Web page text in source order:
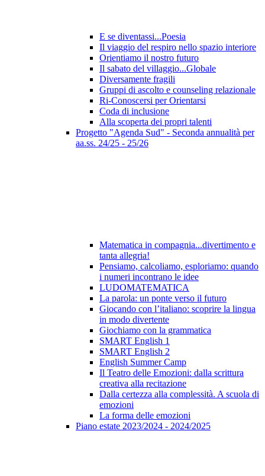
E se diventassi...Poesia
Il viaggio del respiro nello spazio interiore
Orientiamo il nostro futuro
Il sabato del villaggio...Globale
Diversamente fragili
Gruppi di ascolto e counseling relazionale
Ri-Conoscersi per Orientarsi
Coda di inclusione
Alla scoperta dei propri talenti
Progetto "Agenda Sud" - Seconda annualità per
aa.ss. 24/25 - 25/26
Matematica in compagnia...divertimento e
tanta allegria!
Pensiamo, calcoliamo, esploriamo: quando
i numeri incontrano le idee
LUDOMATEMATICA
La parola: un ponte verso il futuro
Giocando con l’italiano: scoprire la lingua
in modo divertente
Giochiamo con la grammatica
SMART English 1
SMART English 2
English Summer Camp
Il Teatro delle Emozioni: dalla scrittura
creativa alla recitazione
Dalla certezza alla complessità. A scuola di
emozioni
La forma delle emozioni
Piano estate 2023/2024 - 2024/2025